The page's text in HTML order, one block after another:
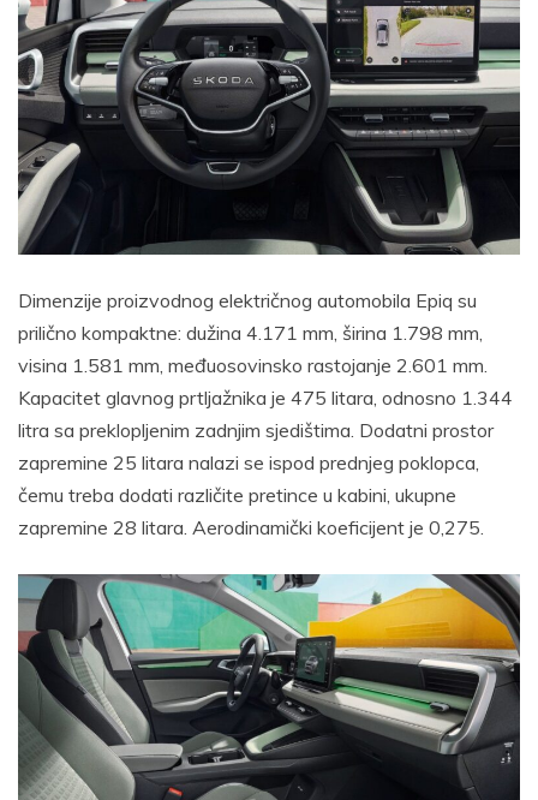
Dimenzije proizvodnog električnog automobila Epiq su
prilično kompaktne: dužina 4.171 mm, širina 1.798 mm,
visina 1.581 mm, međuosovinsko rastojanje 2.601 mm.
Kapacitet glavnog prtljažnika je 475 litara, odnosno 1.344
litra sa preklopljenim zadnjim sjedištima. Dodatni prostor
zapremine 25 litara nalazi se ispod prednjeg poklopca,
čemu treba dodati različite pretince u kabini, ukupne
zapremine 28 litara. Aerodinamički koeficijent je 0,275.